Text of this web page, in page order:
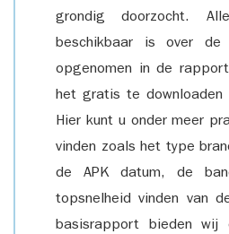
grondig doorzocht.
beschikbaar is over de
opgenomen in de
het gratis te downloaden
Hier kunt u onder meer
vinden zoals het type
de APK datum, de
topsnelheid vinden van
basisrapport bieden wij